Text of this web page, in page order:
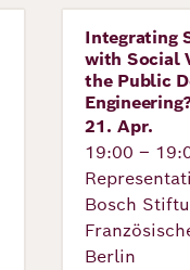
Integrating
with Social
the Public
21. Apr.
19:00 –
Bosch
Berlin